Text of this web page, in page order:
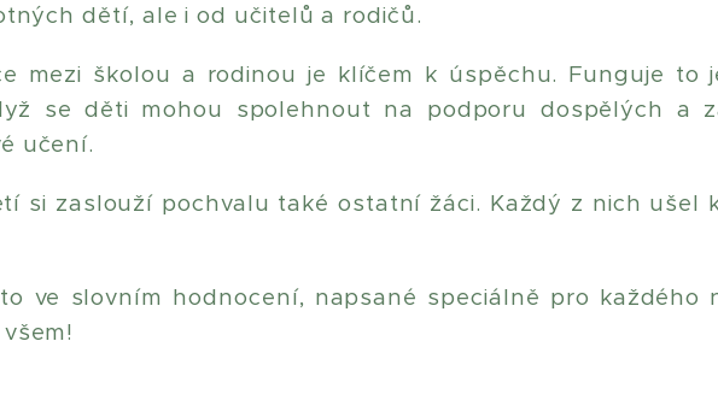
dětí, ale i od učitelů a rodičů.
mezi školou a rodinou je klíčem k úspěchu. Funguje to
se děti mohou spolehnout na podporu dospělých a
učení.
si zaslouží pochvalu také ostatní žáci. Každý z nich ušel
ve slovním hodnocení, napsané speciálně pro každého